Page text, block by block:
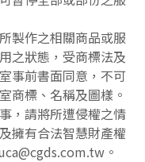
製作之相關商品或服
之狀態，受商標法及
事前書面同意，不可
商標、名稱及圖樣。
，請將所遭侵權之情
擁有合法智慧財產權
。